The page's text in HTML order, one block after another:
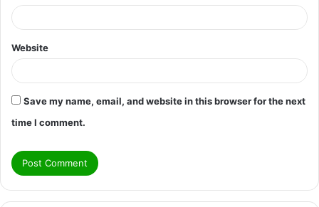
Website
Save my name, email, and website in this browser for the next
time I comment.